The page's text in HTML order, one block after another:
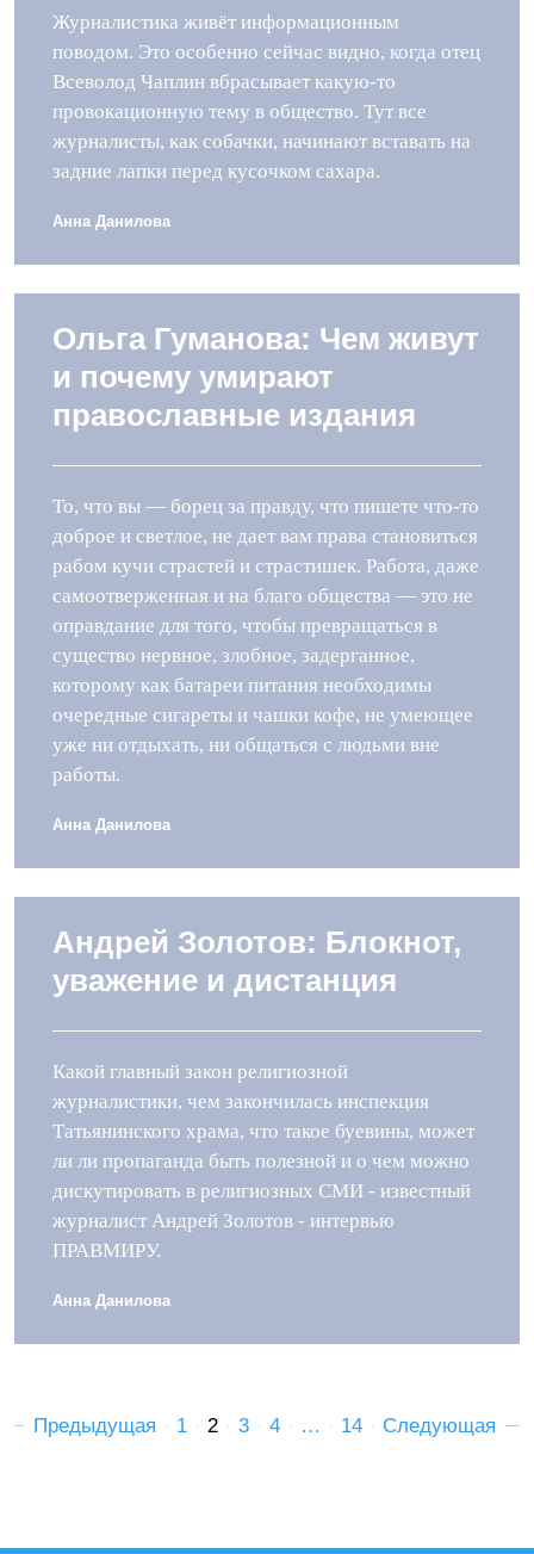
Журналистика живёт информационным
поводом. Это особенно сейчас видно, когда отец
Всеволод Чаплин вбрасывает какую-то
провокационную тему в общество. Тут все
журналисты, как собачки, начинают вставать на
задние лапки перед кусочком сахара.
Анна Данилова
Ольга Гуманова: Чем живут
и почему умирают
православные издания
То, что вы — борец за правду, что пишете что-то
доброе и светлое, не дает вам права становиться
рабом кучи страстей и страстишек. Работа, даже
самоотверженная и на благо общества — это не
оправдание для того, чтобы превращаться в
существо нервное, злобное, задерганное,
которому как батареи питания необходимы
очередные сигареты и чашки кофе, не умеющее
уже ни отдыхать, ни общаться с людьми вне
работы.
Анна Данилова
Андрей Золотов: Блокнот,
уважение и дистанция
Какой главный закон религиозной
журналистики, чем закончилась инспекция
Татьянинского храма, что такое буевины, может
ли ли пропаганда быть полезной и о чем можно
дискутировать в религиозных СМИ - известный
журналист Андрей Золотов - интервью
ПРАВМИРУ.
Анна Данилова
Предыдущая 1 2 3 4 … 14 Следующая